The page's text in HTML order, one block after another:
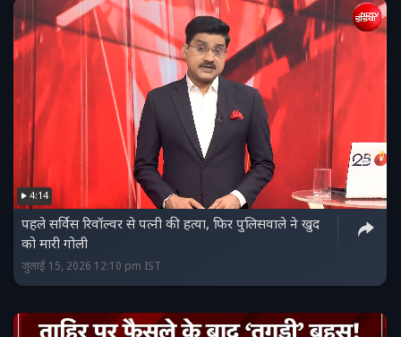
4:14
पहले सर्विस रिवॉल्वर से पत्नी की हत्या, फिर पुलिसवाले ने खुद
को मारी गोली
जुलाई 15, 2026 12:10 pm IST